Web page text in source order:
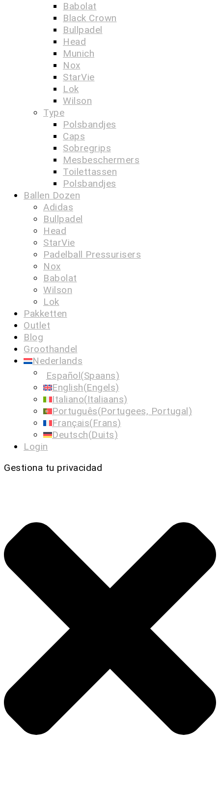
Babolat
Black Crown
Bullpadel
Head
Munich
Nox
StarVie
Lok
Wilson
Type
Polsbandjes
Caps
Sobregrips
Mesbeschermers
Toilettassen
Polsbandjes
Ballen Dozen
Adidas
Bullpadel
Head
StarVie
Padelball Pressurisers
Nox
Babolat
Wilson
Lok
Pakketten
Outlet
Blog
Groothandel
Nederlands
Español(Spaans)
English(Engels)
Italiano(Italiaans)
Português(Portugees, Portugal)
Français(Frans)
Deutsch(Duits)
Login
Gestiona tu privacidad